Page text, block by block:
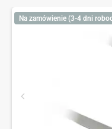
Na zamówienie (3-4 dni